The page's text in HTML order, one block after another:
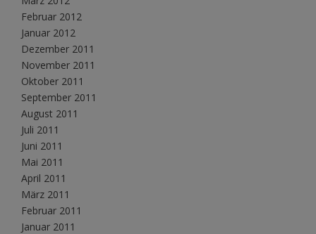
Februar 2012
Januar 2012
Dezember 2011
November 2011
Oktober 2011
September 2011
August 2011
Juli 2011
Juni 2011
Mai 2011
April 2011
März 2011
Februar 2011
Januar 2011